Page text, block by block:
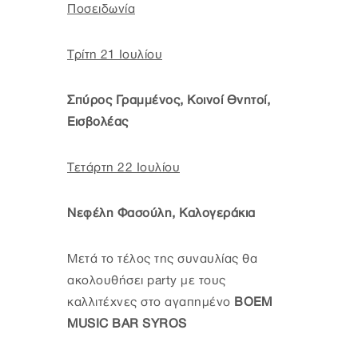
Ποσειδωνία
Τρίτη 21 Ιουλίου
Σπύρος Γραμμένος, Κοινοί Θνητοί,
Εισβολέας
Τετάρτη 22 Ιουλίου
Νεφέλη Φασούλη, Καλογεράκια
Μετά το τέλος της συναυλίας θα
ακολουθήσει party με τους
καλλιτέχνες στο αγαπημένο BOEM
MUSIC BAR SYROS